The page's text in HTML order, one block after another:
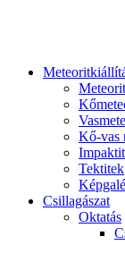
Kő-vas
Tek­ti­tek
Csil­la­gá­szat
Ok­ta­tás